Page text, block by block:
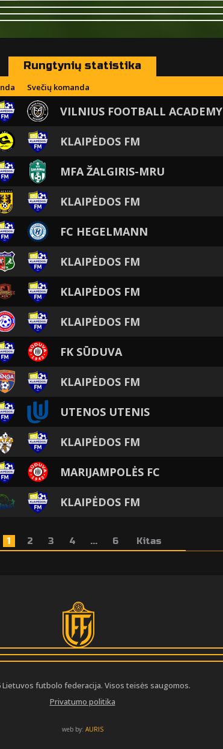
Rungtynių statistika
Svečių komanda
VILNIUS FOOTBALL ACADEMY
KLAIPĖDOS FM
MFA ŽALGIRIS-MRU
KLAIPĖDOS FM
FC HEGELMANN
KLAIPĖDOS FM
KLAIPĖDOS FM
KLAIPĖDOS FM
FK SŪDUVA
KLAIPĖDOS FM
UTENOS UTENIS
KLAIPĖDOS FM
MARIJAMPOLĖS FC
KLAIPĖDOS FM
1 2 3 4 ... 6 Kitas
Lietuvos futbolo federacija. Visos teisės saugomos.
Privatumo politika
web by: AURIS